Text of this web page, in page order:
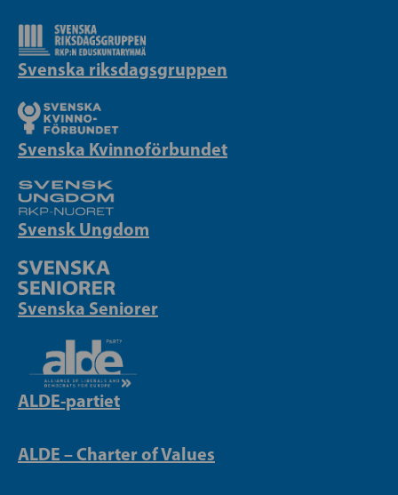
Svenska riksdagsgruppen
Svenska Kvinnoförbundet
Svensk Ungdom
Svenska Seniorer
ALDE-partiet
ALDE – Charter of Values